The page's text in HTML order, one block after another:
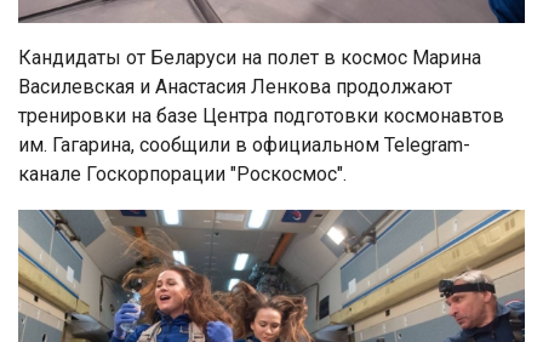
Кандидаты от Беларуси на полет в космос Марина
Василевская и Анастасия Ленкова продолжают
тренировки на базе Центра подготовки космонавтов
им. Гагарина, сообщили в официальном Telegram-
канале Госкорпорации "Роскосмос".